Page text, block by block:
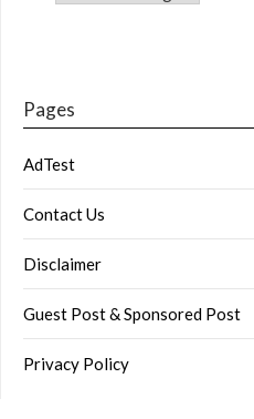
Pages
AdTest
Contact Us
Disclaimer
Guest Post & Sponsored Post
Privacy Policy